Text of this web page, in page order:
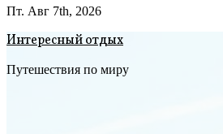
Пт. Авг 7th, 2026
Интересный отдых
Путешествия по миру